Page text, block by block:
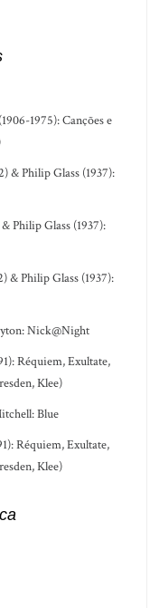
1975): Canções e
& Philip Glass (1937):
Philip Glass (1937):
& Philip Glass (1937):
Nick@Night
Réquiem, Exultate,
Klee)
Blue
Réquiem, Exultate,
Klee)